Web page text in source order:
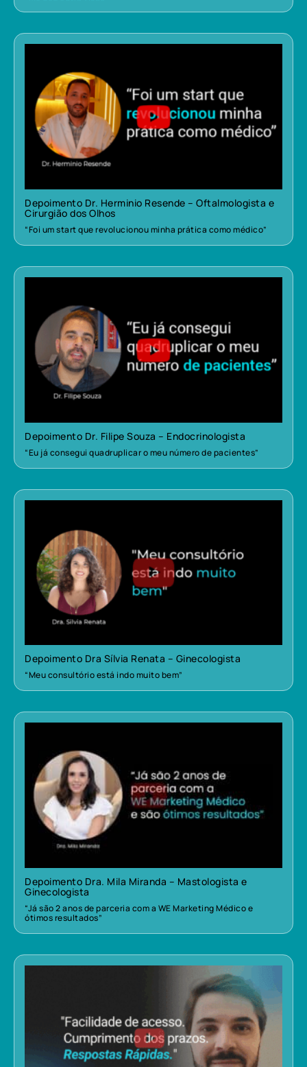
Depoimento Dr. Herminio Resende – Oftalmologista e
Cirurgião dos Olhos
“Foi um start que revolucionou minha prática como médico”
Depoimento Dr. Filipe Souza – Endocrinologista
“Eu já consegui quadruplicar o meu número de pacientes”
Depoimento Dra Sílvia Renata – Ginecologista
“Meu consultório está indo muito bem”
Depoimento Dra. Mila Miranda – Mastologista e
Ginecologista
“Já são 2 anos de parceria com a WE Marketing Médico e
ótimos resultados”